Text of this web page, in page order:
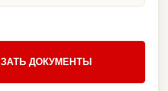
ДОКУМЕНТЫ